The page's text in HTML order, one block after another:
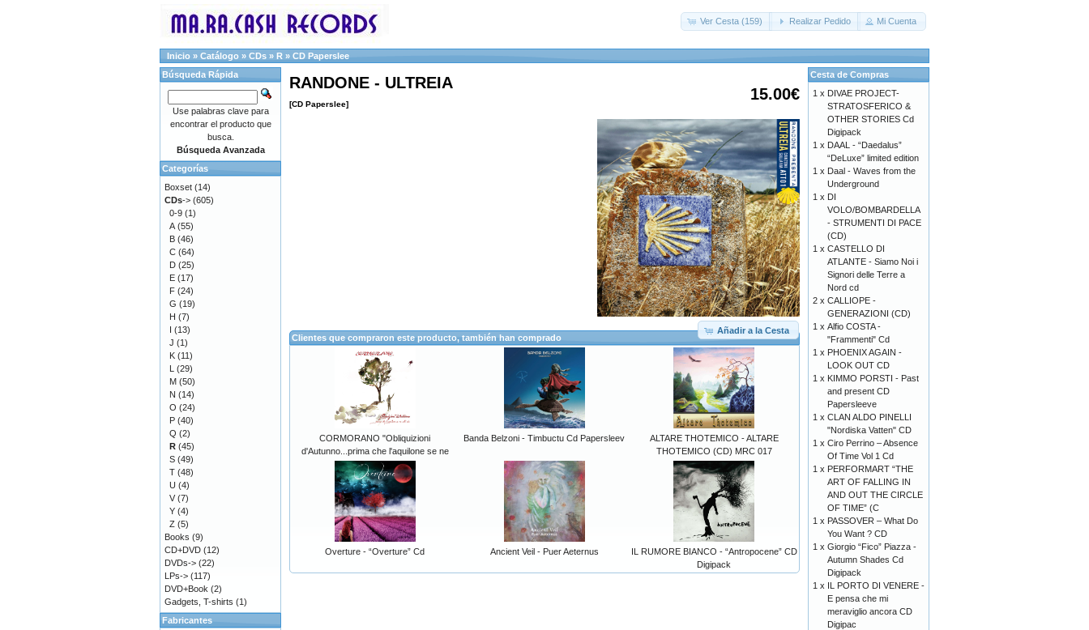
Ver Cesta (159) Realizar Pedido Mi Cuenta
Inicio » Catálogo » CDs » R » CD Paperslee
15.00€
RANDONE - ULTREIA
[CD Paperslee]
Añadir a la Cesta
Clientes que compraron este producto, también han comprado
CORMORANO "Obliquizioni
d'Autunno...prima che l'aquilone se ne
Banda Belzoni - Timbuctu Cd Papersleev
ALTARE THOTEMICO - ALTARE
THOTEMICO (CD) MRC 017
Overture - “Overture” Cd Ancient Veil - Puer Aeternus
IL RUMORE BIANCO - “Antropocene” CD
Digipack
Búsqueda Rápida
Use palabras clave para
encontrar el producto que
busca.
Búsqueda Avanzada
Categorías
Boxset (14)
CDs-> (605)
0-9 (1)
A (55)
B (46)
C (64)
D (25)
E (17)
F (24)
G (19)
H (7)
I (13)
J (1)
K (11)
L (29)
M (50)
N (14)
O (24)
P (40)
Q (2)
R (45)
S (49)
T (48)
U (4)
V (7)
Y (4)
Z (5)
Books (9)
CD+DVD (12)
DVDs-> (22)
LPs-> (117)
DVD+Book (2)
Gadgets, T-shirts (1)
Fabricantes
Cesta de Compras
1 x DIVAE PROJECT-
STRATOSFERICO &
OTHER STORIES Cd
Digipack
1 x DAAL - “Daedalus”
“DeLuxe” limited edition
1 x Daal - Waves from the
Underground
1 x DI
VOLO/BOMBARDELLA
- STRUMENTI DI PACE
(CD)
1 x CASTELLO DI
ATLANTE - Siamo Noi i
Signori delle Terre a
Nord cd
2 x CALLIOPE -
GENERAZIONI (CD)
1 x Alfio COSTA -
"Frammenti" Cd
1 x PHOENIX AGAIN -
LOOK OUT CD
1 x KIMMO PORSTI - Past
and present CD
Papersleeve
1 x CLAN ALDO PINELLI
"Nordiska Vatten" CD
1 x Ciro Perrino ‎– Absence
Of Time Vol 1 Cd
1 x PERFORMART “THE
ART OF FALLING IN
AND OUT THE CIRCLE
OF TIME” (C
1 x PASSOVER – What Do
You Want ? CD
1 x Giorgio “Fico” Piazza -
Autumn Shades Cd
Digipack
1 x IL PORTO DI VENERE -
E pensa che mi
meraviglio ancora CD
Digipac